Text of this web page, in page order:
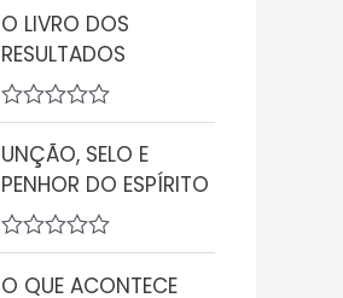
ã
o
d
a
l
i
a
ç
ã
o
d
e
5
O LIVRO DOS
RESULTADOS
A
v
a
l
a
o
UNÇÃO, SELO E
PENHOR DO ESPÍRITO
A
v
O QUE ACONTECE